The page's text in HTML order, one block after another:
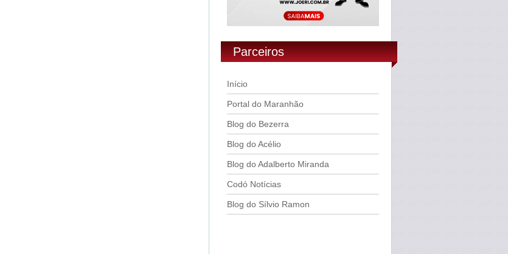
Parceiros
Início
Portal do Maranhão
Blog do Bezerra
Blog do Acélio
Blog do Adalberto Miranda
Codó Notícias
Blog do Sílvio Ramon